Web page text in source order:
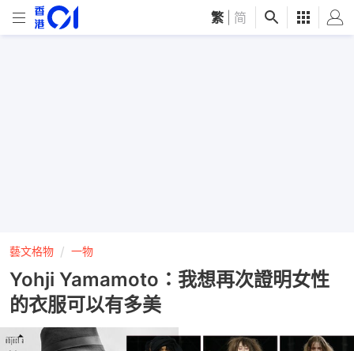
繁 简
藝文格物 一物
Yohji Yamamoto：我想再次證明女性
的衣服可以有多美